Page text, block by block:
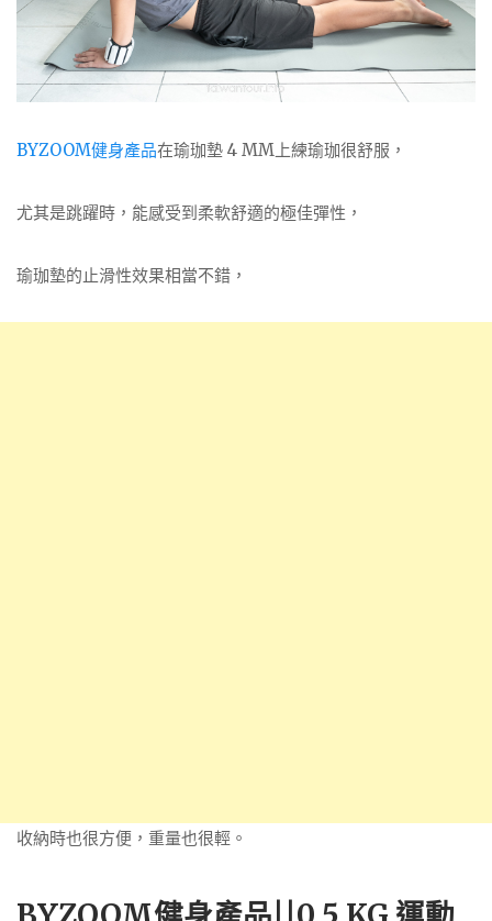
BYZOOM健身產品在瑜珈墊 4 MM上練瑜珈很舒服，
尤其是跳躍時，能感受到柔軟舒適的極佳彈性，
瑜珈墊的止滑性效果相當不錯，
收納時也很方便，重量也很輕。